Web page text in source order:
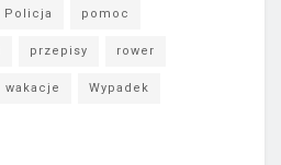
Policja pomoc
przepisy rower
wakacje Wypadek